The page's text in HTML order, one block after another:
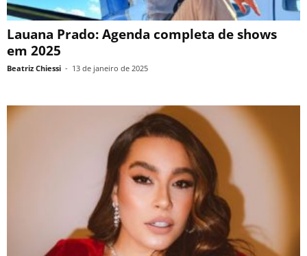
Lauana Prado: Agenda completa de shows
em 2025
Beatriz Chiessi - 13 de janeiro de 2025